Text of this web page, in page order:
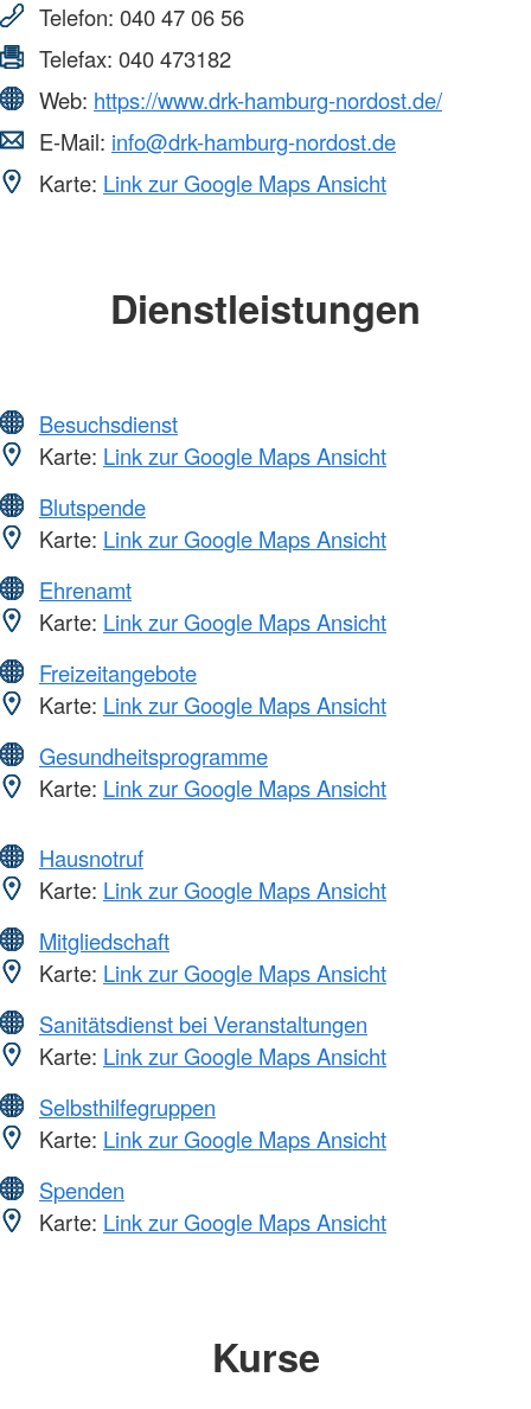
Telefon: 040 47 06 56
Telefax: 040 473182
Web: https://www.drk-hamburg-nordost.de/
E-Mail: info@drk-hamburg-nordost.de
Karte: Link zur Google Maps Ansicht
Dienstleistungen
Besuchsdienst
Karte: Link zur Google Maps Ansicht
Blutspende
Karte: Link zur Google Maps Ansicht
Ehrenamt
Karte: Link zur Google Maps Ansicht
Freizeitangebote
Karte: Link zur Google Maps Ansicht
Gesundheitsprogramme
Karte: Link zur Google Maps Ansicht
Hausnotruf
Karte: Link zur Google Maps Ansicht
Mitgliedschaft
Karte: Link zur Google Maps Ansicht
Sanitätsdienst bei Veranstaltungen
Karte: Link zur Google Maps Ansicht
Selbsthilfegruppen
Karte: Link zur Google Maps Ansicht
Spenden
Karte: Link zur Google Maps Ansicht
Kurse